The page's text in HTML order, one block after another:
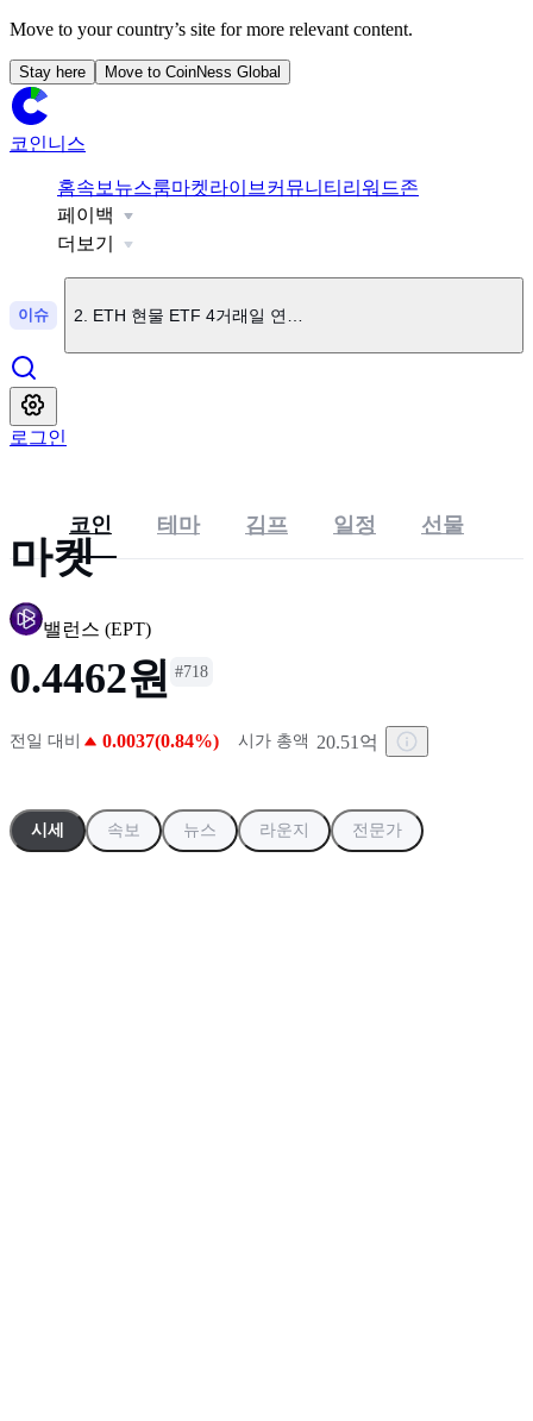
Move to your country’s site for more relevant content.
Stay here Move to CoinNess Global
코인니스
홈속보 뉴스룸마켓라이브 커뮤니티 리워드존
페이백
더보기
이슈
1.BTC 현물 ETF 5거래일 연속 순유입
2 ETH 현물 ETF 4거래일 연속 순유입
5.클린스파크, BTC 7개 추가...총 보유량 13,931 BTC
로그인
마켓
코인 테마 김프 일정 선물
밸런스 (EPT)
0.4462원 #718
전일 대비 0.0037(0.84%) 시가 총액 20.51억
시세 속보 뉴스 라운지 전문가